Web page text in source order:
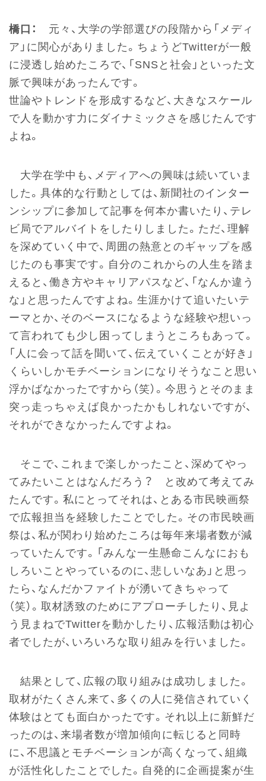
橋口：
元々、大学の学部選びの段階から「メディ
ア」に関心がありました。ちょうどTwitterが一般
に浸透し始めたころで、「SNSと社会」といった文
脈で興味があったんです。
世論やトレンドを形成するなど、大きなスケール
で人を動かす力にダイナミックさを感じたんです
よね。
大学在学中も、メディアへの興味は続いていま
した。具体的な行動としては、新聞社のインター
ンシップに参加して記事を何本か書いたり、テレ
ビ局でアルバイトをしたりしました。ただ、理解
を深めていく中で、周囲の熱意とのギャップを感
じたのも事実です。自分のこれからの人生を踏ま
えると、働き方やキャリアパスなど、「なんか違う
な」と思ったんですよね。生涯かけて追いたいテ
ーマとか、そのベースになるような経験や想いっ
て言われても少し困ってしまうところもあって。
「人に会って話を聞いて、伝えていくことが好き」
くらいしかモチベーションになりそうなこと思い
浮かばなかったですから（笑）。今思うとそのまま
突っ走っちゃえば良かったかもしれないですが、
それができなかったんですよね。
そこで、これまで楽しかったこと、深めてやっ
てみたいことはなんだろう？ と改めて考えてみ
たんです。私にとってそれは、とある市民映画祭
で広報担当を経験したことでした。その市民映画
祭は、私が関わり始めたころは毎年来場者数が減
っていたんです。「みんな一生懸命こんなにおも
しろいことやっているのに、悲しいなあ」と思っ
たら、なんだかファイトが湧いてきちゃって
（笑）。取材誘致のためにアプローチしたり、見よ
う見まねでTwitterを動かしたり、広報活動は初心
者でしたが、いろいろな取り組みを行いました。
結果として、広報の取り組みは成功しました。
取材がたくさん来て、多くの人に発信されていく
体験はとても面白かったです。それ以上に新鮮だ
ったのは、来場者数が増加傾向に転じると同時
に、不思議とモチベーションが高くなって、組織
が活性化したことでした。自発的に企画提案が生